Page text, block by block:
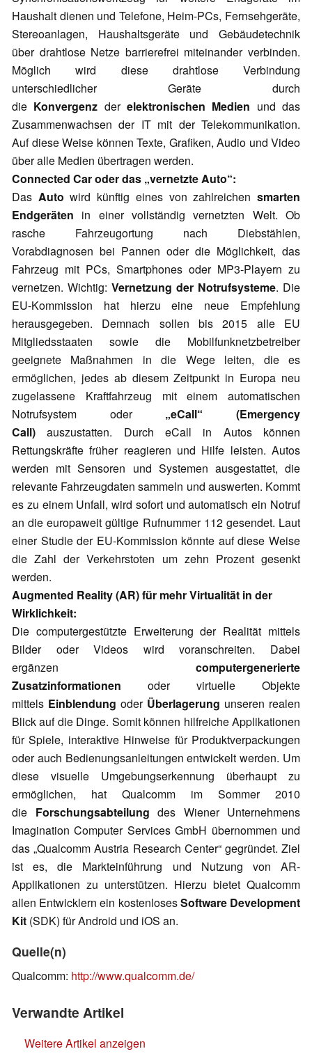
Haushalt dienen und Telefone, Heim-PCs, Fernsehgeräte,
Stereoanlagen, Haushaltsgeräte und Gebäudetechnik
über drahtlose Netze barrierefrei miteinander verbinden.
Möglich wird diese drahtlose Verbindung
unterschiedlicher Geräte durch
die Konvergenz derelektronischen Medien und das
Zusammenwachsen der IT mit der Telekommunikation.
Auf diese Weise können Texte, Grafiken, Audio und Video
über alle Medien übertragen werden.
Connected Car oder das „vernetzte Auto“:
Das Auto wird künftig eines von zahlreichensmarten
Endgeräten in einer vollständig vernetzten Welt. Ob
rasche Fahrzeugortung nach Diebstählen,
Vorabdiagnosen bei Pannen oder die Möglichkeit, das
Fahrzeug mit PCs, Smartphones oder MP3-Playern zu
vernetzen. Wichtig: Vernetzung der Notrufsysteme. Die
EU-Kommission hat hierzu eine neue Empfehlung
herausgegeben. Demnach sollen bis 2015 alle EU
Mitgliedsstaaten sowie die Mobilfunknetzbetreiber
geeignete Maßnahmen in die Wege leiten, die es
ermöglichen, jedes ab diesem Zeitpunkt in Europa neu
zugelassene Kraftfahrzeug mit einem automatischen
Notrufsystem oder „eCall“ (Emergency
Call) auszustatten. Durch eCall in Autos können
Rettungskräfte früher reagieren und Hilfe leisten. Autos
werden mit Sensoren und Systemen ausgestattet, die
relevante Fahrzeugdaten sammeln und auswerten. Kommt
es zu einem Unfall, wird sofort und automatisch ein Notruf
an die europaweit gültige Rufnummer 112 gesendet. Laut
einer Studie der EU-Kommission könnte auf diese Weise
die Zahl der Verkehrstoten um zehn Prozent gesenkt
werden.
Augmented Reality (AR) für mehr Virtualität in der
Wirklichkeit:
Die computergestützte Erweiterung der Realität mittels
Bilder oder Videos wird voranschreiten. Dabei
ergänzen computergenerierte
Zusatzinformationen oder virtuelle Objekte
mittels Einblendung oder Überlagerung unseren realen
Blick auf die Dinge. Somit können hilfreiche Applikationen
für Spiele, interaktive Hinweise für Produktverpackungen
oder auch Bedienungsanleitungen entwickelt werden. Um
diese visuelle Umgebungserkennung überhaupt zu
ermöglichen, hat Qualcomm im Sommer 2010
die Forschungsabteilung des Wiener Unternehmens
Imagination Computer Services GmbH übernommen und
das „Qualcomm Austria Research Center“ gegründet. Ziel
ist es, die Markteinführung und Nutzung von AR-
Applikationen zu unterstützen. Hierzu bietet Qualcomm
allen Entwicklern ein kostenlosesSoftware Development
Kit (SDK) für Android und iOS an.
Quelle(n)
Qualcomm: http://www.qualcomm.de/
Verwandte Artikel
Weitere Artikel anzeigen